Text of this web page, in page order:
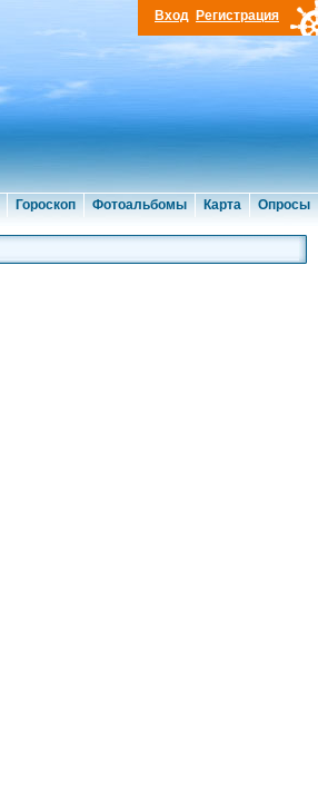
Гороскоп Фотоальбомы Карта Опросы
Вход Регистрация